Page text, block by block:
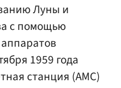
Луны и
с помощью
1959 года
станция (АМС)